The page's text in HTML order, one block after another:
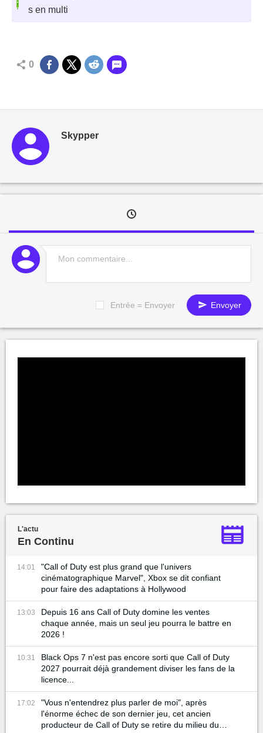
s en multi
0
Skypper
Entrée = Envoyer Envoyer
L'actu
En Continu
14:01
"Call of Duty est plus grand que l'univers
cinématographique Marvel", Xbox se dit confiant
pour faire des adaptations à Hollywood
13:03
Depuis 16 ans Call of Duty domine les ventes
chaque année, mais un seul jeu pourra le battre en
2026 !
10:31
Black Ops 7 n'est pas encore sorti que Call of Duty
2027 pourrait déjà grandement diviser les fans de la
licence...
17:02
"Vous n'entendrez plus parler de moi", après
l'énorme échec de son dernier jeu, cet ancien
producteur de Call of Duty se retire du milieu du